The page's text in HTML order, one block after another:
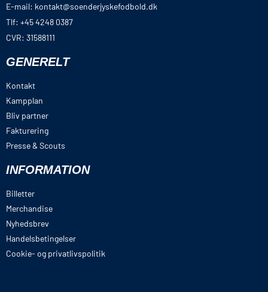
E-mail: kontakt@soenderjyskefodbold.dk
Tlf: +45 4248 0387
CVR: 31588111
GENERELT
Kontakt
Kampplan
Bliv partner
Fakturering
Presse & Scouts
INFORMATION
Billetter
Merchandise
Nyhedsbrev
Handelsbetingelser
Cookie- og privatlivspolitik